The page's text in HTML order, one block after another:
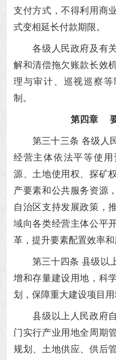
支付方式，不得利用商
式变相延长付款期限。
各级人民政府及有关
解和清偿拖欠账款长效
理与审计、巡视巡察
制。
第四章
第三十三条 各级人
经营主体依法平等使
源、土地使用权、探矿
产要素和公共服务资源
自治区支持发展政策，
域向各类经营主体公平
革，提升要素配置效率和
第三十四条 县级以
增和存量建设用地，科
划，保障重大建设项目用
县级以上人民政府自
门实行产业用地全周期
规划、土地供应、供后